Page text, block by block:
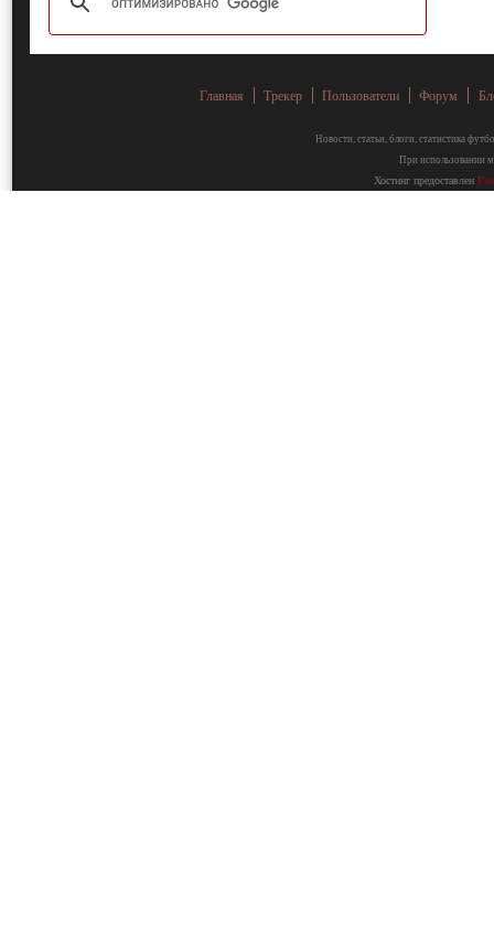
Главная Трекер Пользователи Форум
Новости, статьи, блоги, статистика
При использовании
Хостинг предоставлен